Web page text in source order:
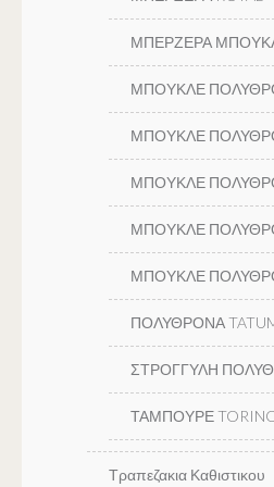
ΜΠΕΡΖΕΡΑ
ΜΠΟΥΚΛΕ
ΜΠΟΥΚΛΕ
ΜΠΟΥΚΛΕ
ΜΠΟΥΚΛΕ
ΜΠΟΥΚΛΕ
ΠΟΛΥΘΡΟΝΑ
ΣΤΡΟΓΓΥΛΗ
ΤΑΜΠΟΥΡΕ
Τραπεζακια Καθιστικου